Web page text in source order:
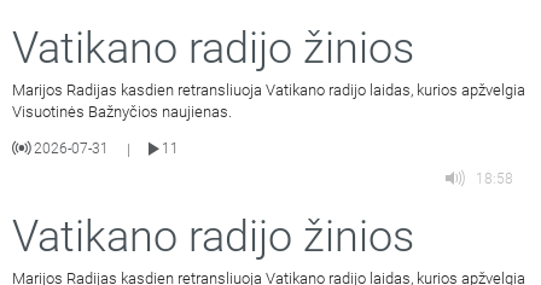
Vatikano radijo žinios
Marijos Radijas kasdien retransliuoja Vatikano radijo laidas, kurios apžvelgia
Visuotinės Bažnyčios naujienas.
2026-07-31 |
11
18:58
Vatikano radijo žinios
Marijos Radijas kasdien retransliuoja Vatikano radijo laidas, kurios apžvelgia